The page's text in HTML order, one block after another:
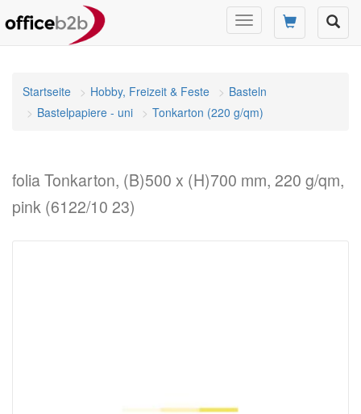
Navigation
umschalten
Startseite Hobby, Freizeit & Feste
Basteln
Bastelpapiere - uni
Tonkarton (220 g/qm)
folia Tonkarton, (B)500 x (H)700 mm, 220 g/qm,
pink (6122/10 23)